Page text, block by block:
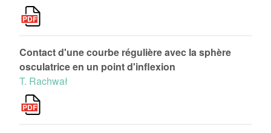
Contact d'une courbe régulière avec la sphère
osculatrice en un point d'inflexion
T. Rachwał